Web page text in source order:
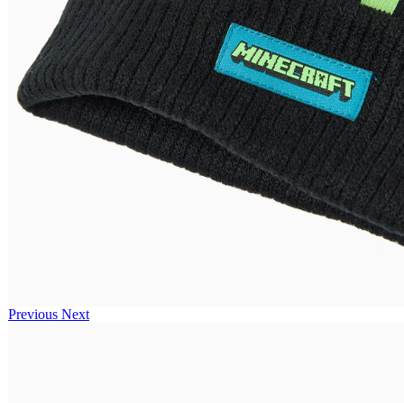
Previous Next